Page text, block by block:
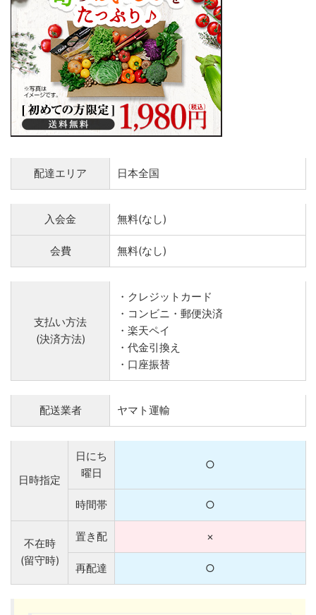
配達エリア 日本全国
入会金 無料(なし)
会費 無料(なし)
支払い方法
(決済方法)
・クレジットカード
・コンビニ・郵便決済
・楽天ペイ
・代金引換え
・口座振替
配送業者 ヤマト運輸
日時指定
日にち
曜日
○
時間帯 ○
不在時
(留守時)
置き配 ×
再配達 ○